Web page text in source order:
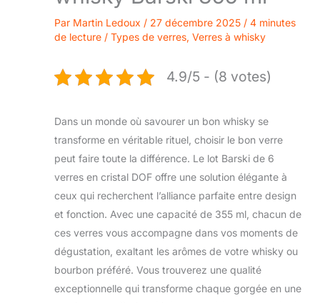
Par Martin Ledoux / 27 décembre 2025 / 4 minutes
de lecture / Types de verres, Verres à whisky
4.9/5 - (8 votes)
Dans un monde où savourer un bon whisky se
transforme en véritable rituel, choisir le bon verre
peut faire toute la différence. Le lot Barski de 6
verres en cristal DOF offre une solution élégante à
ceux qui recherchent l’alliance parfaite entre design
et fonction. Avec une capacité de 355 ml, chacun de
ces verres vous accompagne dans vos moments de
dégustation, exaltant les arômes de votre whisky ou
bourbon préféré. Vous trouverez une qualité
exceptionnelle qui transforme chaque gorgée en une